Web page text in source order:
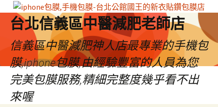
台北信義區中醫減肥老師店
信義區中醫減肥神人店最專業的手機包
膜,iphone包膜,由經驗豐富的人員為您
完美包膜服務,精細完整度幾乎看不出
來喔